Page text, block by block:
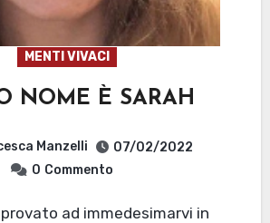
MENTI VIVACI
NOME È SARAH
Manzelli
07/02/2022
0 Commento